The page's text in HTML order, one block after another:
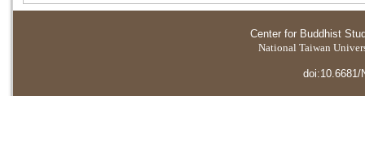
Center for Buddhist
National Taiwan
doi:10.6681/